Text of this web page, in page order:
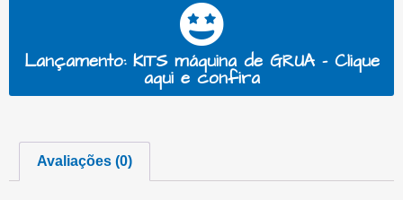
Lançamento: KITS máquina de GRUA - Clique
aqui e confira
Avaliações (0)